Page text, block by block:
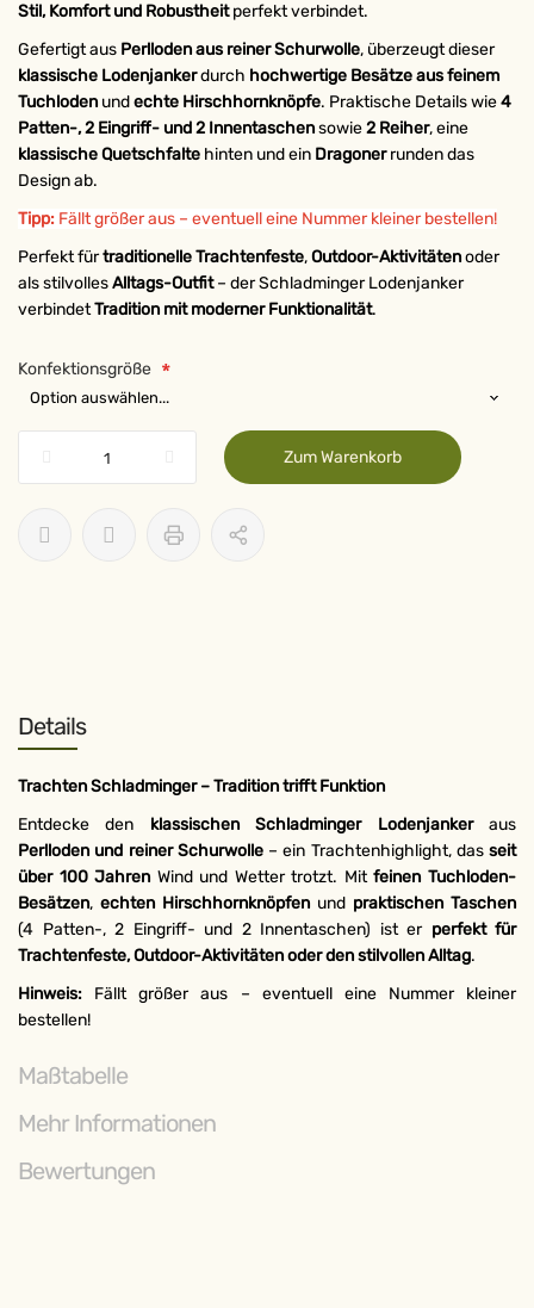
Stil, Komfort und Robustheitperfekt verbindet.
Gefertigt aus Perlloden aus reiner Schurwolle, überzeugt dieser
klassische Lodenjankerdurch hochwertige Besätze aus feinem
Tuchloden undechte Hirschhornknöpfe. Praktische Details wie4
Patten-, 2 Eingriff- und 2 Innentaschensowie2 Reiher, eine
klassische Quetschfalte hinten und ein Dragonerrunden das
Design ab.
Tipp: Fällt größer aus – eventuell eine Nummer kleiner bestellen!
Perfekt fürtraditionelle Trachtenfeste,Outdoor-Aktivitätenoder
als stilvollesAlltags-Outfit– der Schladminger Lodenjanker
verbindetTradition mit moderner Funktionalität.
Konfektionsgröße
Zum Warenkorb
Details
Trachten Schladminger – Tradition trifft Funktion
Entdecke den klassischen Schladminger Lodenjankeraus
Perlloden und reiner Schurwolle– ein Trachtenhighlight, das seit
über 100 Jahren Wind und Wetter trotzt. Mitfeinen Tuchloden-
Besätzen, echten Hirschhornknöpfen und praktischen Taschen
(4 Patten-, 2 Eingriff- und 2 Innentaschen) ist er perfekt für
Trachtenfeste, Outdoor-Aktivitäten oder den stilvollen Alltag.
Hinweis: Fällt größer aus – eventuell eine Nummer kleiner
bestellen!
Maßtabelle
Mehr Informationen
Bewertungen